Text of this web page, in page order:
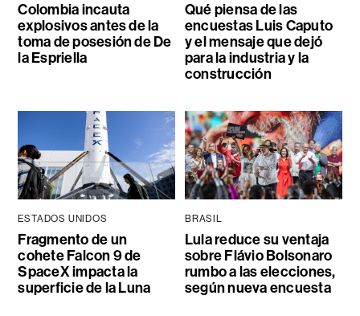
Colombia incauta
explosivos antes de la
toma de posesión de De
la Espriella
Qué piensa de las
encuestas Luis Caputo
y el mensaje que dejó
para la industria y la
construcción
ESTADOS UNIDOS
Fragmento de un
cohete Falcon 9 de
SpaceX impacta la
superficie de la Luna
BRASIL
Lula reduce su ventaja
sobre Flávio Bolsonaro
rumbo a las elecciones,
según nueva encuesta